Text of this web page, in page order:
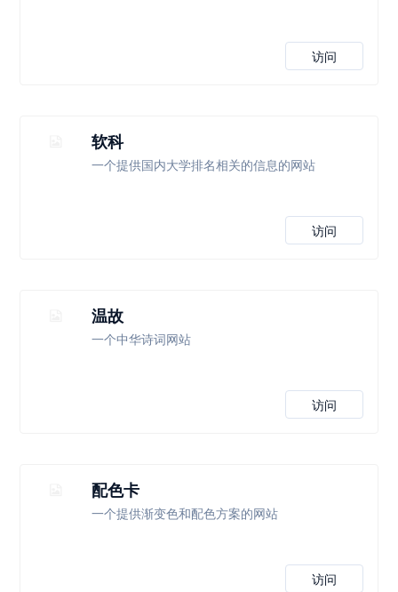
访问
软科
一个提供国内大学排名相关的信息的网站
访问
温故
一个中华诗词网站
访问
配色卡
一个提供渐变色和配色方案的网站
访问